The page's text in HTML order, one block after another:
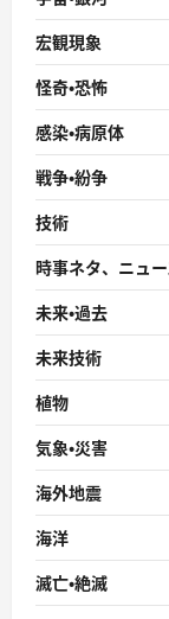
宏観現象
怪奇・恐怖
感染・病原体
戦争・紛争
技術
時事ネタ、ニュー
未来・過去
未来技術
植物
気象・災害
海外地震
海洋
滅亡・絶滅